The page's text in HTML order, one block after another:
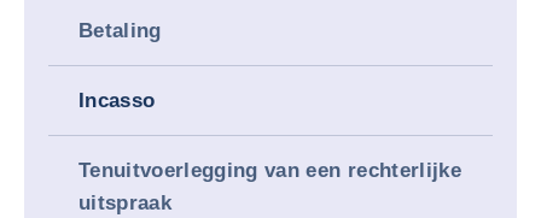
Betaling
Incasso
Tenuitvoerlegging van een rechterlijke
uitspraak